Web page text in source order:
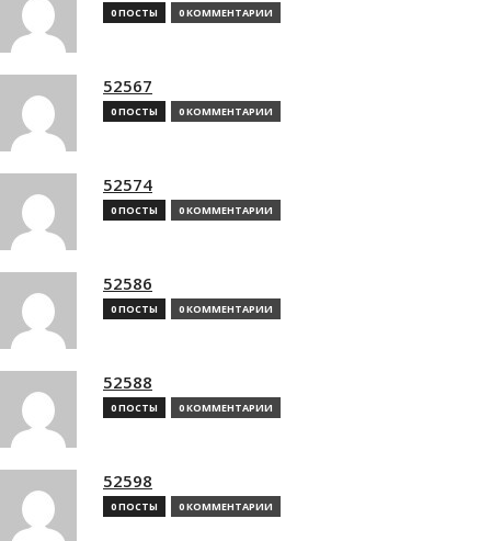
0 ПОСТЫ 0 КОММЕНТАРИИ
52567
0 ПОСТЫ 0 КОММЕНТАРИИ
52574
0 ПОСТЫ 0 КОММЕНТАРИИ
52586
0 ПОСТЫ 0 КОММЕНТАРИИ
52588
0 ПОСТЫ 0 КОММЕНТАРИИ
52598
0 ПОСТЫ 0 КОММЕНТАРИИ